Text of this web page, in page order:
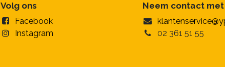
Neem contact met
02 361 51 55
Volg ons
Facebook
Instagram